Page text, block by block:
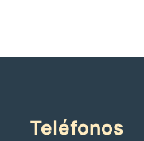
Teléfonos